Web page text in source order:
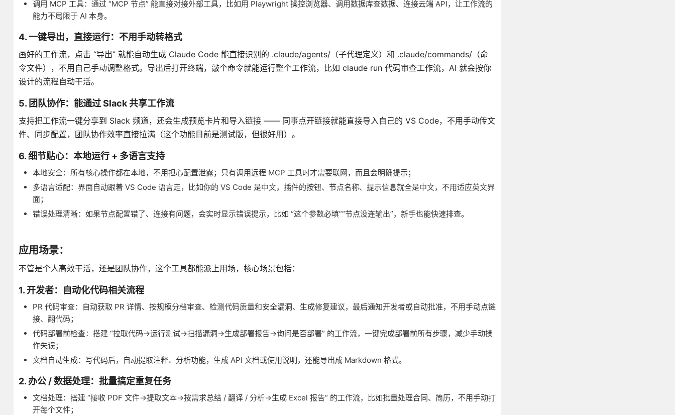
调用 MCP 工具：通过 “MCP 节点” 能直接对接外部工具，比如用 Playwright 操控浏览器、调用数据库查数据、连接云端 API，让工作流的
能力不局限于 AI 本身。
4. 一键导出，直接运行：不用手动转格式
画好的工作流，点击 “导出” 就能自动生成 Claude Code 能直接识别的 .claude/agents/（子代理定义）和 .claude/commands/（命
令文件），不用自己手动调整格式。导出后打开终端，敲个命令就能运行整个工作流，比如 claude run 代码审查工作流，AI 就会按你
设计的流程自动干活。
5. 团队协作：能通过 Slack 共享工作流
支持把工作流一键分享到 Slack 频道，还会生成预览卡片和导入链接 —— 同事点开链接就能直接导入自己的 VS Code，不用手动传文
件、同步配置，团队协作效率直接拉满（这个功能目前是测试版，但很好用）。
6. 细节贴心：本地运行 + 多语言支持
本地安全：所有核心操作都在本地，不用担心配置泄露；只有调用远程 MCP 工具时才需要联网，而且会明确提示；
多语言适配：界面自动跟着 VS Code 语言走，比如你的 VS Code 是中文，插件的按钮、节点名称、提示信息就全是中文，不用适应英文界
面；
错误处理清晰：如果节点配置错了、连接有问题，会实时显示错误提示，比如 “这个参数必填”“节点没连输出”，新手也能快速排查。
应用场景：
不管是个人高效干活，还是团队协作，这个工具都能派上用场，核心场景包括：
1. 开发者：自动化代码相关流程
PR 代码审查：自动获取 PR 详情、按规模分档审查、检测代码质量和安全漏洞、生成修复建议，最后通知开发者或自动批准，不用手动点链
接、翻代码；
代码部署前检查：搭建 “拉取代码→运行测试→扫描漏洞→生成部署报告→询问是否部署” 的工作流，一键完成部署前所有步骤，减少手动操
作失误；
文档自动生成：写代码后，自动提取注释、分析功能，生成 API 文档或使用说明，还能导出成 Markdown 格式。
2. 办公 / 数据处理：批量搞定重复任务
文档处理：搭建 “接收 PDF 文件→提取文本→按需求总结 / 翻译 / 分析→生成 Excel 报告” 的工作流，比如批量处理合同、简历，不用手动打
开每个文件；